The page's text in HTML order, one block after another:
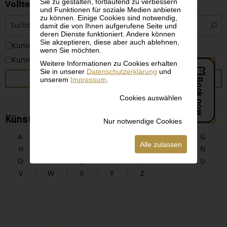
und Funktionen für soziale Medien anbieten
zu können. Einige Cookies sind notwendig,
damit die von Ihnen aufgerufene Seite und
deren Dienste funktioniert. Andere können
Sie akzeptieren, diese aber auch ablehnen,
wenn Sie möchten.
Weitere Informationen zu Cookies erhalten
Sie in unserer Datenschutzerklärung und
unserem Impressum
Cookies auswählen
Nur notwendige Cookies
Alle zulassen
Volltextsuche
KünstlerInnen
Kunstwerke
SUCHEN
KünstlerInnen alphabetisch
A E F
G
H
L M
N
O
P Q R S T
U
V
W X Y Z